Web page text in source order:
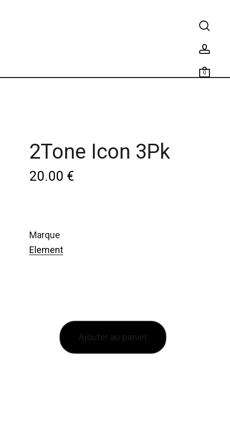
0
2Tone Icon 3Pk
20.00 €
marque
Element
Ajouter au panier